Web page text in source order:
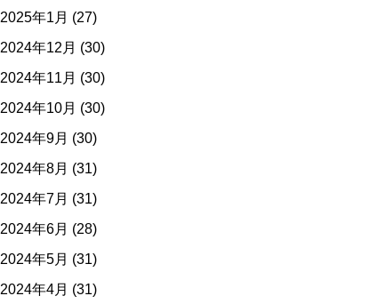
2025年1月 (27)
2024年12月 (30)
2024年11月 (30)
2024年10月 (30)
2024年9月 (30)
2024年8月 (31)
2024年7月 (31)
2024年6月 (28)
2024年5月 (31)
2024年4月 (31)